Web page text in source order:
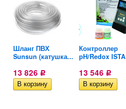
Шланг ПВХ
Sunsun (катушка...
13 826 Р
Контроллер
рН/Redox ISTA
13 546 Р